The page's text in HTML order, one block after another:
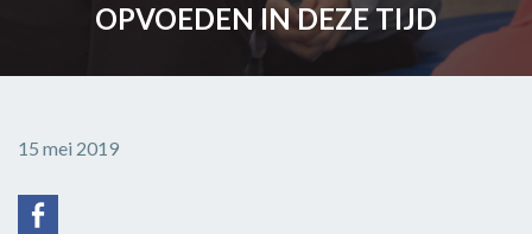
OPVOEDEN IN DEZE TIJD
15 mei 2019